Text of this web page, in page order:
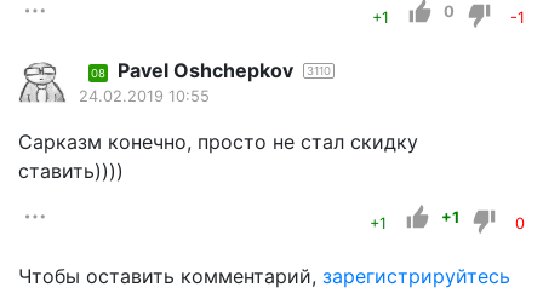
+1 0 -1
08 Pavel Oshchepkov 3110
24.02.2019 10:55
Сарказм конечно, просто не стал скидку
ставить))))
+1 +1 0
Чтобы оставить комментарий, зарегистрируйтесь